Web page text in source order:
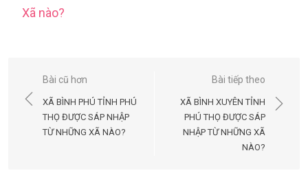
Xã nào?
Điều
hướng
bài
viết
Bài cũ hơn
XÃ BÌNH PHÚ TỈNH PHÚ
THỌ ĐƯỢC SÁP NHẬP
TỪ NHỮNG XÃ NÀO?
Bài tiếp theo
XÃ BÌNH XUYÊN TỈNH
PHÚ THỌ ĐƯỢC SÁP
NHẬP TỪ NHỮNG XÃ
NÀO?